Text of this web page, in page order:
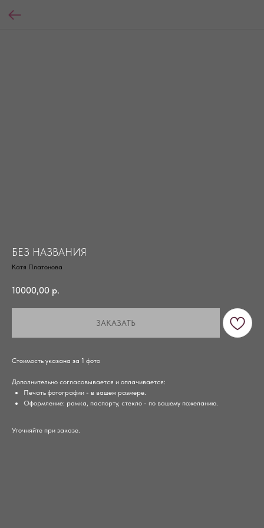
БЕЗ НАЗВАНИЯ
Катя Платонова
10000,00 р.
ЗАКАЗАТЬ
Стоимость указана за 1 фото
Дополнительно согласовывается и оплачивается:
Печать фотографии - в вашем размере.
Оформление: рамка, паспорту, стекло - по вашему пожеланию.
Уточняйте при заказе.